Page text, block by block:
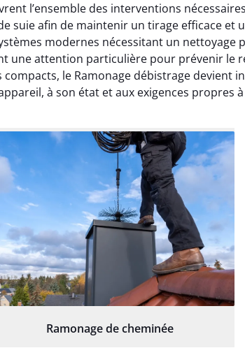
l’ensemble des interventions
suie afin de maintenir un tirage efficace et
modernes nécessitant un nettoyage
une attention particulière pour prévenir le
le Ramonage débistrage devient
à son état et aux exigences
Ramonage de cheminée